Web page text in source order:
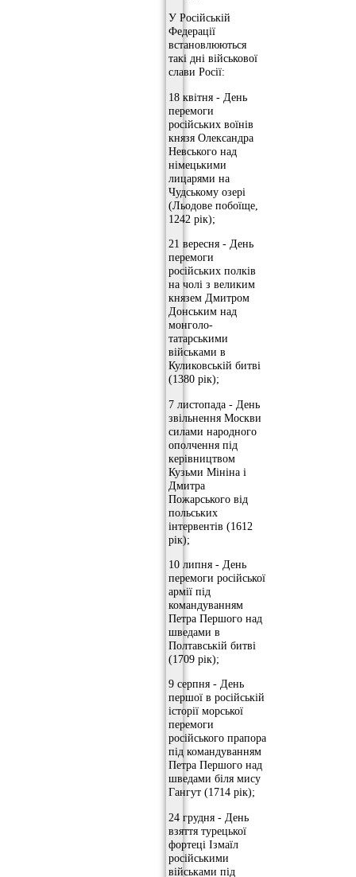
У Російській
Федерації
встановлюються
такі дні військової
слави Росії:
18 квітня - День
перемоги
російських воїнів
князя Олександра
Невського над
німецькими
лицарями на
Чудському озері
(Льодове побоїще,
1242 рік);
21 вересня - День
перемоги
російських полків
на чолі з великим
князем Дмитром
Донським над
монголо-
татарськими
військами в
Куликовській битві
(1380 рік);
7 листопада - День
звільнення Москви
силами народного
ополчення під
керівництвом
Кузьми Мініна і
Дмитра
Пожарського від
польських
інтервентів (1612
рік);
10 липня - День
перемоги російської
армії під
командуванням
Петра Першого над
шведами в
Полтавській битві
(1709 рік);
9 серпня - День
першої в російській
історії морської
перемоги
російського прапора
під командуванням
Петра Першого над
шведами біля мису
Гангут (1714 рік);
24 грудня - День
взяття турецької
фортеці Ізмаїл
російськими
військами під